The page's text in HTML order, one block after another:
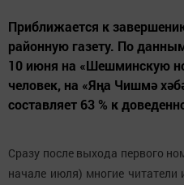
Приближается к
районную газету. По
10 июня на «Шешминскую
человек, на «Яңа Чишмә
составляет 63 % к
Сразу после выхода первого
начале июля) многие читатели